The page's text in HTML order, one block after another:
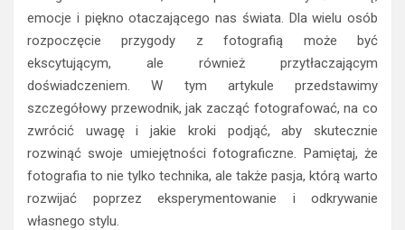
emocje i piękno otaczającego nas świata. Dla wielu osób
rozpoczęcie przygody z fotografią może być
ekscytującym, ale również przytłaczającym
doświadczeniem. W tym artykule przedstawimy
szczegółowy przewodnik, jak zacząć fotografować, na co
zwrócić uwagę i jakie kroki podjąć, aby skutecznie
rozwinąć swoje umiejętności fotograficzne. Pamiętaj, że
fotografia to nie tylko technika, ale także pasja, którą warto
rozwijać poprzez eksperymentowanie i odkrywanie
własnego stylu.